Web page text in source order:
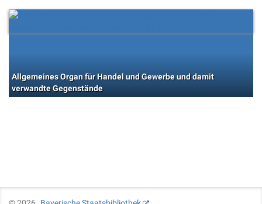
Allgemeines Organ für Handel und Gewerbe und damit
verwandte Gegenstände